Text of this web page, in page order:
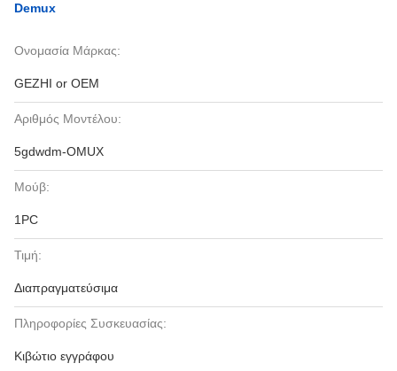
Demux
Ονομασία Μάρκας:
GEZHI or OEM
Αριθμός Μοντέλου:
5gdwdm-OMUX
Μούβ:
1PC
Τιμή:
Διαπραγματεύσιμα
Πληροφορίες Συσκευασίας:
Κιβώτιο εγγράφου